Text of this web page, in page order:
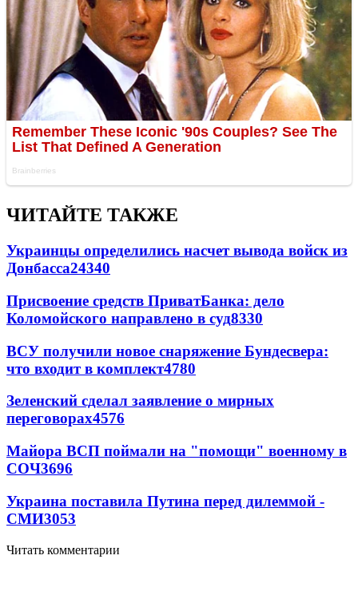
ЧИТАЙТЕ ТАКЖЕ
Украинцы определились насчет вывода войск из
Донбасса24340
Присвоение средств ПриватБанка: дело
Коломойского направлено в суд8330
ВСУ получили новое снаряжение Бундесвера:
что входит в комплект4780
Зеленский сделал заявление о мирных
переговорах4576
Майора ВСП поймали на "помощи" военному в
СОЧ3696
Украина поставила Путина перед дилеммой -
СМИ3053
Читать комментарии